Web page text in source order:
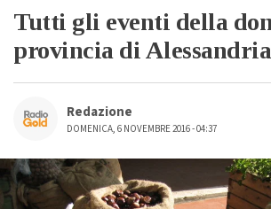
Tutti gli eventi della
provincia di Alessandria
Redazione
DOMENICA, 6 NOVEMBRE 2016 - 04:37